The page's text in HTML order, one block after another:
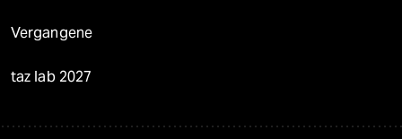
Vergangene
taz lab 2027